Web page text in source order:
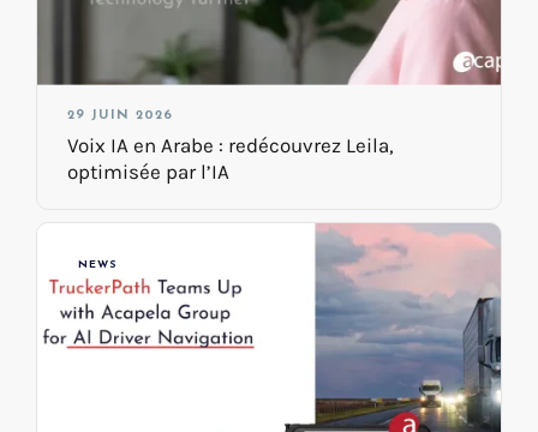
29 JUIN 2026
Voix IA en Arabe : redécouvrez Leila,
optimisée par l’IA
NEWS